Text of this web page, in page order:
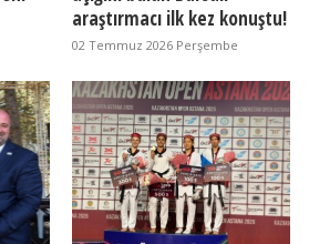
araştırmacı ilk kez konuştu!
02 Temmuz 2026 Perşembe